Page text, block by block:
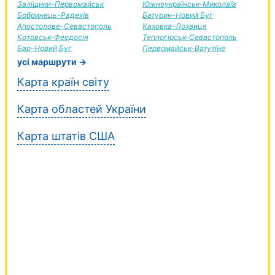
Заліщики-Первомайськ
Бобринець-Радехів
Апостолове-Севастополь
Котовськ-Феодосія
Бар-Новий Буг
Южноукраїнськ-Миколаїв
Батурин-Новий Буг
Каховка-Лохвиця
Теплогірськ-Севастополь
Первомайськ-Ватутіне
усі маршрути →
Карта країн світу
Карта областей України
Карта штатів США